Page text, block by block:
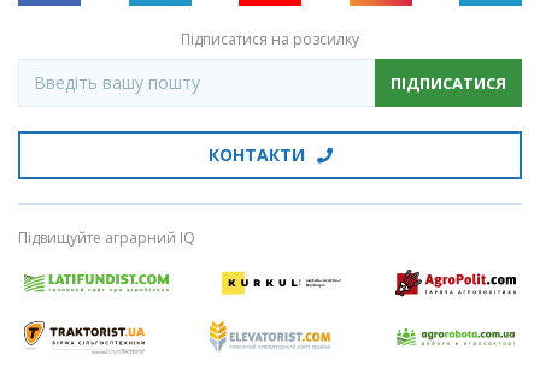
Підписатися на розсилку
ПІДПИСАТИСЯ
КОНТАКТИ
Підвищуйте аграрний IQ